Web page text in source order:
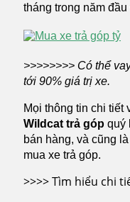
tháng trong năm
>>>>>>>> Có thể
tới 90% giá trị xe.
Mọi thông tin chi tiết
Wildcat trả góp quý
bán hàng, và cũng
mua xe trả góp.
>>>> Tìm hiểu chi